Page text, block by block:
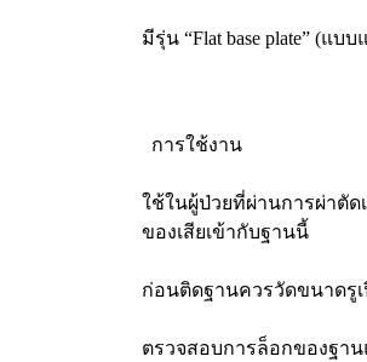
มีรุ่น “Flat base plate” (แ
การใช้งาน
ใช้ในผู้ป่วยที่ผ่านการผ่าตัด
ของเสียเข้ากับฐานนี้
ก่อนติดฐานควรวัดขนาดรู
ตรวจสอบการล็อกของฐา